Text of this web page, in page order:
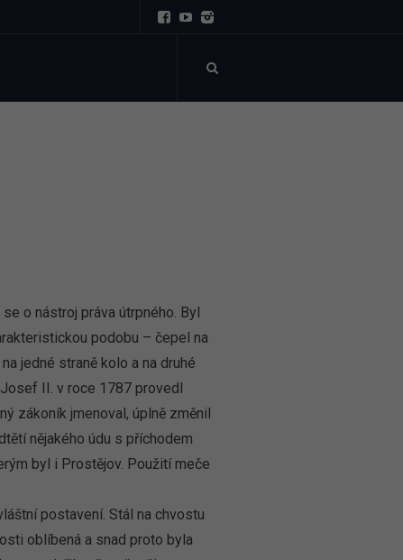
o nástroj práva útrpného. Byl
podobu – čepel na
jedné straně kolo a na druhé
II. v roce 1787 provedl
zákoník jmenoval, úplně změnil
nějakého údu s příchodem
byl i Prostějov. Použití meče
postavení. Stál na chvostu
oblíbená a snad proto byla